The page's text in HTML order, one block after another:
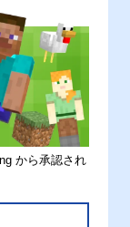
から承認され